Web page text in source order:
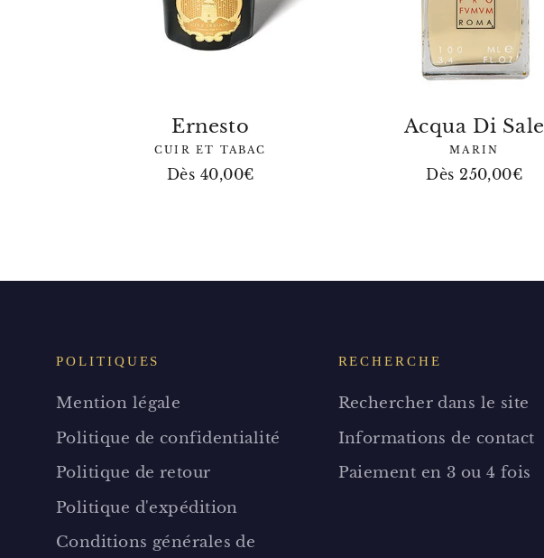
Ernesto
CUIR ET TABAC
Dès 40,00€
Acqua Di Sale
MARIN
Dès 250,00€
POLITIQUES
Mention légale
Politique de confidentialité
Politique de retour
Politique d'expédition
Conditions générales de
RECHERCHE
Rechercher dans le site
Informations de contact
Paiement en 3 ou 4 fois